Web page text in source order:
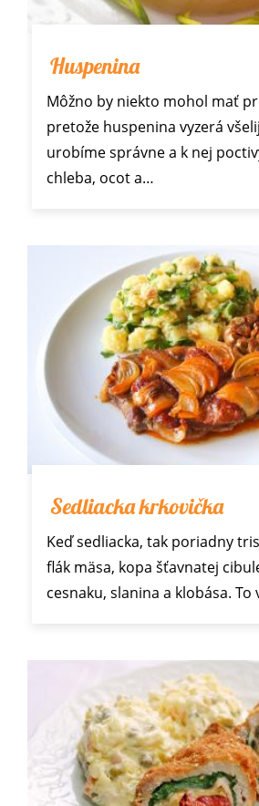
Huspenina
Môžno by niekto mohol mať
pretože huspenina vyzerá
urobíme správne a k nej
chleba, ocot a…
Sedliacka krkovička
Keď sedliacka, tak poriadny
flák mäsa, kopa šťavnatej
cesnaku, slanina a klobása.